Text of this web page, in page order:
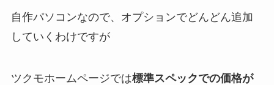
自作パソコンなので、オプションでどんどん追加
していくわけですが
ツクモホームページでは標準スペックでの価格が